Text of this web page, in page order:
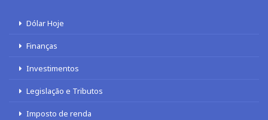
Dólar Hoje
Finanças
Investimentos
Legislação e Tributos
Imposto de renda